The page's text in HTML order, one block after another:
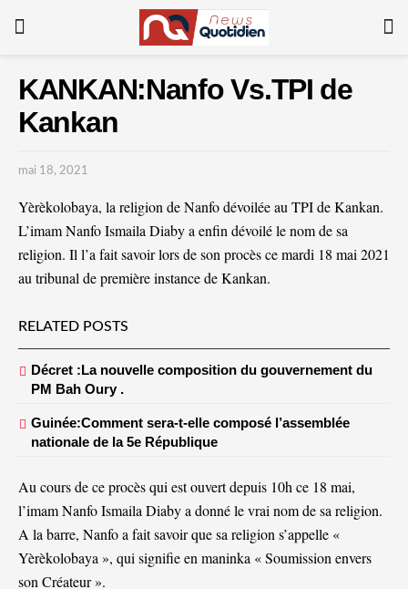
KANKAN:Nanfo Vs.TPI de
Kankan
mai 18, 2021
Yèrèkolobaya, la religion de Nanfo dévoilée au TPI de Kankan.
L’imam Nanfo Ismaila Diaby a enfin dévoilé le nom de sa
religion. Il l’a fait savoir lors de son procès ce mardi 18 mai 2021
au tribunal de première instance de Kankan.
RELATED POSTS
Décret :La nouvelle composition du gouvernement du
PM Bah Oury .
Guinée:Comment sera-t-elle composé l’assemblée
nationale de la 5e République
Au cours de ce procès qui est ouvert depuis 10h ce 18 mai,
l’imam Nanfo Ismaila Diaby a donné le vrai nom de sa religion.
A la barre, Nanfo a fait savoir que sa religion s’appelle «
Yèrèkolobaya », qui signifie en maninka « Soumission envers
son Créateur ».